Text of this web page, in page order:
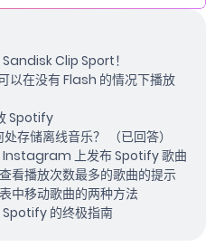
Clip Sport！
以在没有 Flash 的情况下播放
Spotify
存储离线音乐？ （已回答）
Instagram 上发布 Spotify 歌曲
看播放次数最多的歌曲的提示
中移动歌曲的两种方法
Spotify 的终极指南